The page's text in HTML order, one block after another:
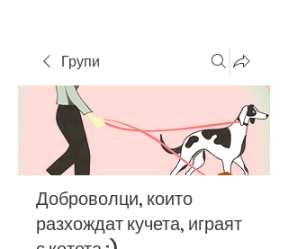
Групи
Доброволци, които
разхождат кучета, играят